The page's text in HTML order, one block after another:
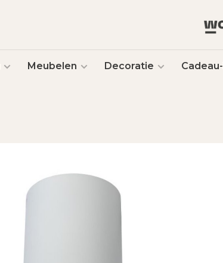
Meubelen Decoratie